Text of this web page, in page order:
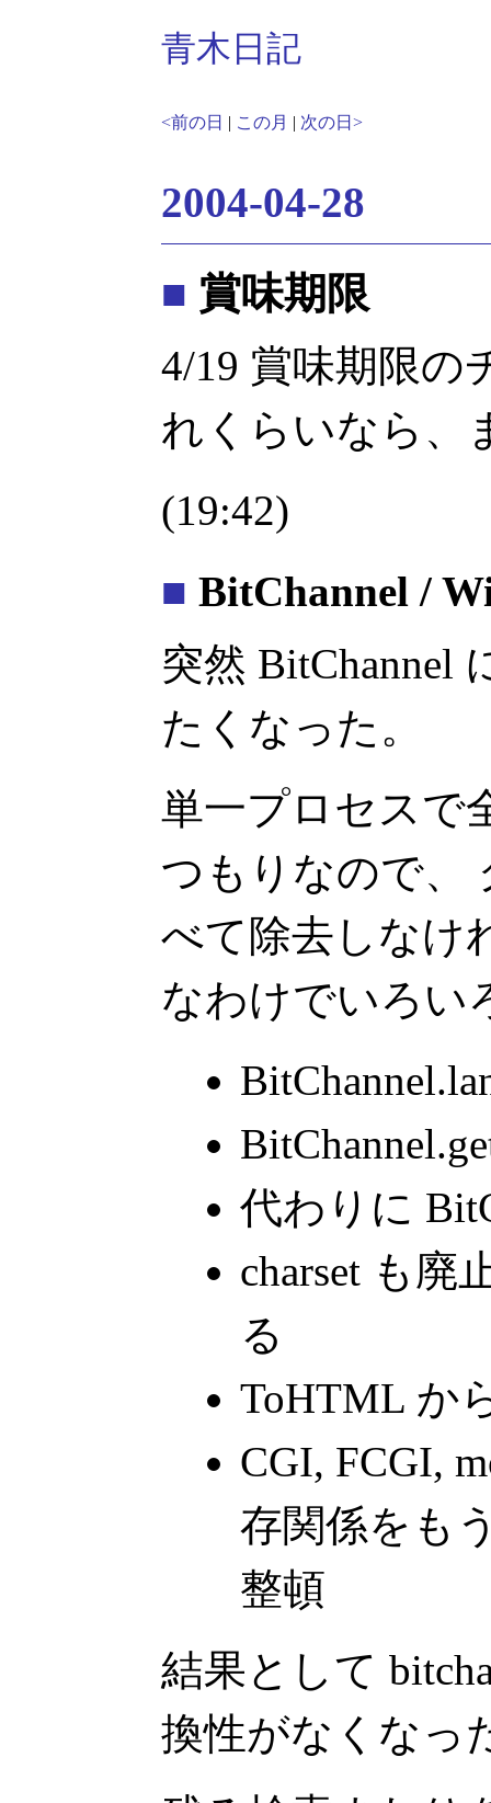
青木日記
<前の日 | この月 | 次の日>
2004-04-28
■ 賞味期限
4/19 賞味期限の
れくらいなら、
(19:42)
■ BitChannel /
突然 BitChannel
たくなった。
単一プロセスで
つもりなので、
べて除去しなけ
なわけでいろい
代わりに
charset も廃
る
ToHTML か
CGI, FCGI,
存関係をも
整頓
結果として
換性がなくなっ